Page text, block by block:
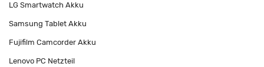
LG Smartwatch Akku
Samsung Tablet Akku
Fujifilm Camcorder Akku
Lenovo PC Netzteil